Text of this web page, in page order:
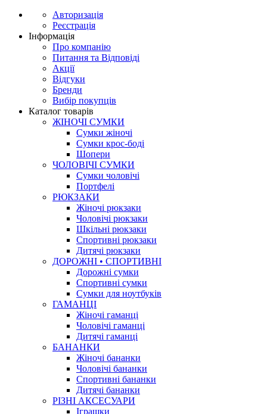
Авторизація
Реєстрація
Інформація
Про компанію
Питання та Відповіді
Акції
Відгуки
Бренди
Вибір покупців
Каталог товарів
ЖІНОЧІ СУМКИ
Сумки жіночі
Сумки крос-боді
Шопери
ЧОЛОВІЧІ СУМКИ
Сумки чоловічі
Портфелі
РЮКЗАКИ
Жіночі рюкзаки
Чоловічі рюкзаки
Шкільні рюкзаки
Спортивні рюкзаки
Дитячі рюкзаки
ДОРОЖНІ • СПОРТИВНІ
Дорожні сумки
Спортивні сумки
Сумки для ноутбуків
ГАМАНЦІ
Жіночі гаманці
Чоловічі гаманці
Дитячі гаманці
БАНАНКИ
Жіночі бананки
Чоловічі бананки
Спортивні бананки
Дитячі бананки
РІЗНІ АКСЕСУАРИ
Іграшки